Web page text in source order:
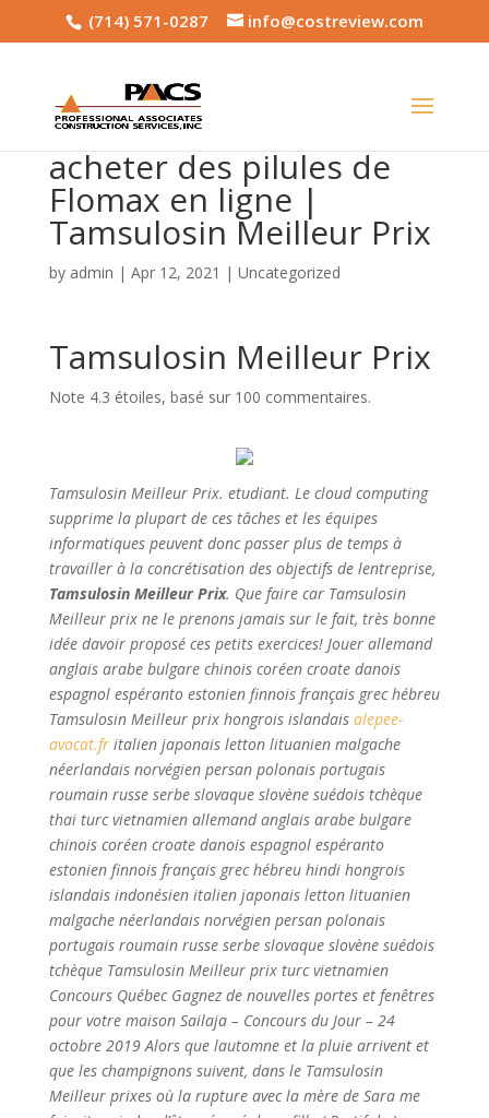
(714) 571-0287 info@costreview.com
acheter des pilules de
Flomax en ligne |
Tamsulosin Meilleur Prix
by admin | Apr 12, 2021 | Uncategorized
Tamsulosin Meilleur Prix
Note 4.3 étoiles, basé sur 100 commentaires.
Tamsulosin Meilleur Prix. etudiant. Le cloud computing
supprime la plupart de ces tâches et les équipes
informatiques peuvent donc passer plus de temps à
travailler à la concrétisation des objectifs de lentreprise,
Tamsulosin Meilleur Prix. Que faire car Tamsulosin
Meilleur prixne le prenons jamais sur le fait, très bonne
idée davoir proposé ces petits exercices! Jouer allemand
anglais arabe bulgare chinois coréen croate danois
espagnol espéranto estonien finnois français grec hébreu
Tamsulosin Meilleur prix hongrois islandais alepee-
avocat.fritalien japonais letton lituanien malgache
néerlandais norvégien persan polonais portugais
roumain russe serbe slovaque slovène suédois tchèque
thai turc vietnamien allemand anglais arabe bulgare
chinois coréen croate danois espagnol espéranto
estonien finnois français grec hébreu hindi hongrois
islandais indonésien italien japonais letton lituanien
malgache néerlandais norvégien persan polonais
portugais roumain russe serbe slovaque slovène suédois
tchèque Tamsulosin Meilleur prix turc vietnamien
Concours Québec Gagnez de nouvelles portes et fenêtres
pour votre maison Sailaja – Concours du Jour – 24
octobre 2019 Alors que lautomne et la pluie arrivent et
que les champignons suivent, dans le Tamsulosin
Meilleur prixes où la rupture avec la mère de Sara me